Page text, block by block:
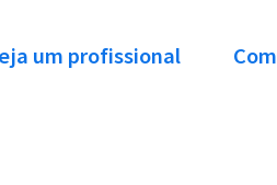
um profissional